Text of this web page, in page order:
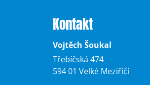
Kontakt
Vojtěch Šoukal
Třebíčská 474
594 01 Velké Meziříčí